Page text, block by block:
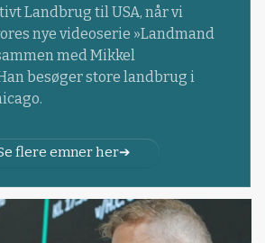
Landbrug til USA, når vi
nye videoserie »Landmand
med Mikkel
besøger store landbrug i
flere emner her